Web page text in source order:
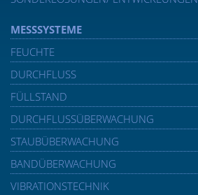
MESSSYSTEME
FEUCHTE
DURCHFLUSS
FÜLLSTAND
DURCHFLUSSÜBERWACHUNG
STAUBÜBERWACHUNG
BANDÜBERWACHUNG
VIBRATIONSTECHNIK